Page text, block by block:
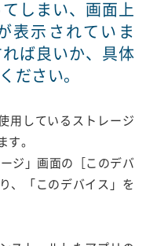
しまい、画面上
表示されていま
ば良いか、具体
ださい。
用しているストレージ
す。
ジ」画面の［このデバ
、「このデバイス」を